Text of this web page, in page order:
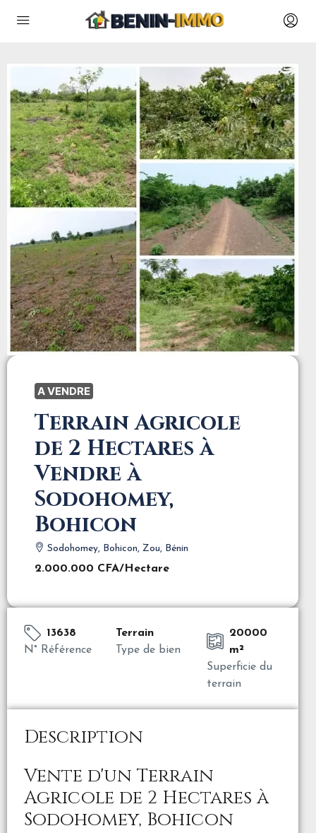
A VENDRE
Terrain Agricole
de 2 Hectares à
Vendre à
Sodohomey,
Bohicon
Sodohomey, Bohicon, Zou, Bénin
2.000.000 CFA/Hectare
13638
N° Référence
Terrain
Type de bien
20000
m²
Superficie du
terrain
Description
Vente d'un Terrain
Agricole de 2 Hectares à
Sodohomey, Bohicon